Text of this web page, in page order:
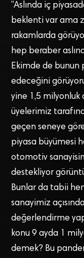
“Aslında iç
beklenti var ama
rakamlarda
hep beraber
Ekimde de bunun
edeceğini
yine 1,5 milyonluk
üyelerimiz
geçen seneye
piyasa büyümesi
otomotiv
destekliyor
Bunlar da tabii
sanayimiz
değerlendirme
konu 9 ayda 1
demek? Bu